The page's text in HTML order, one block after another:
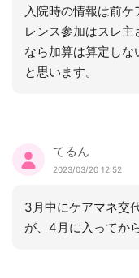
入院時の情報は前
レンス参加はスレ
なら加算は算定し
と思います。
てるん
2023/03/20 12:52
3月中にケアマネ交
が、4月に入ってか